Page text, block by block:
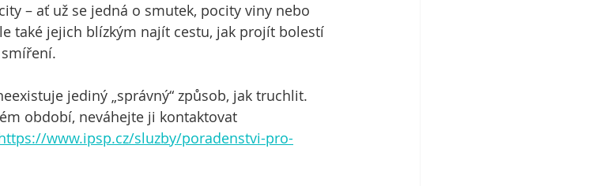
– ať už se jedná o smutek, pocity viny nebo
také jejich blízkým najít cestu, jak projít bolestí
jediný „správný“ způsob, jak truchlit.
období, neváhejte ji kontaktovat
www.ipsp.cz/sluzby/poradenstvi-pro-